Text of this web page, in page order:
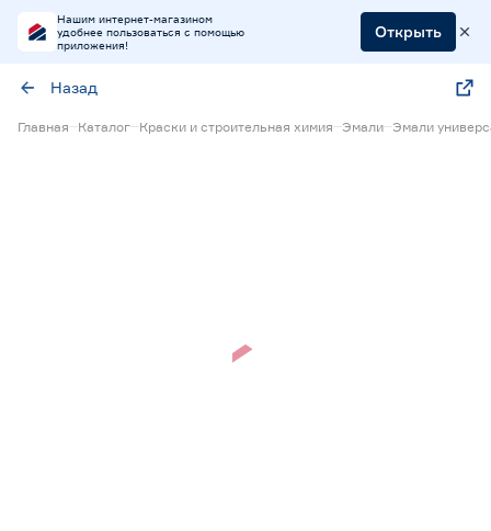
Нашим интернет-магазином
удобнее пользоваться с помощью
приложения!
Открыть
Назад
Главная Каталог Краски и строительная химия Эмали Эмали